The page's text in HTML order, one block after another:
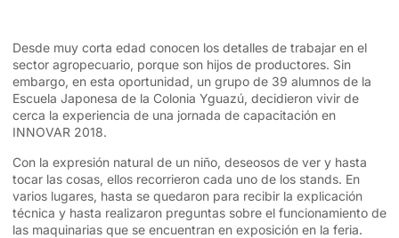
Desde muy corta edad conocen los detalles de trabajar en el
sector agropecuario, porque son hijos de productores. Sin
embargo, en esta oportunidad, un grupo de 39 alumnos de la
Escuela Japonesa de la Colonia Yguazú, decidieron vivir de
cerca la experiencia de una jornada de capacitación en
INNOVAR 2018.
Con la expresión natural de un niño, deseosos de ver y hasta
tocar las cosas, ellos recorrieron cada uno de los stands. En
varios lugares, hasta se quedaron para recibir la explicación
técnica y hasta realizaron preguntas sobre el funcionamiento de
las maquinarias que se encuentran en exposición en la feria.